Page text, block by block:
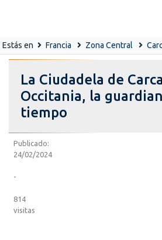
Estás en Francia Zona Central
La Ciudadela de
Occitania, la
tiempo
Publicado:
24/02/2024
-
814
visitas